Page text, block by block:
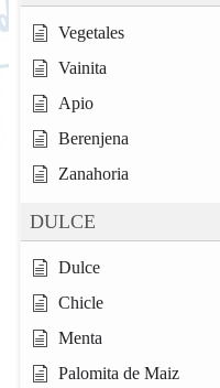
Vegetales
Vainita
Apio
Berenjena
Zanahoria
DULCE
Dulce
Chicle
Menta
Palomita de Maiz